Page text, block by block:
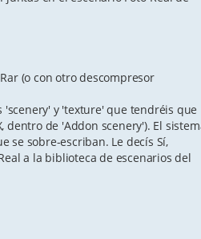
(o con otro descompresor
'scenery' y 'texture' que tendréis que
dentro de 'Addon scenery'). El
se sobre-escriban. Le decís Sí,
a la biblioteca de escenarios del